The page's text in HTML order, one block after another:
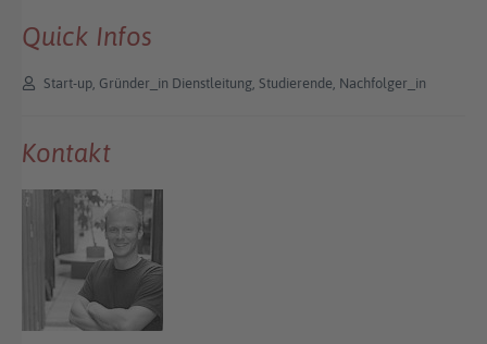
Quick Infos
Start-up, Gründer_in Dienstleitung, Studierende, Nachfolger_in
Kontakt